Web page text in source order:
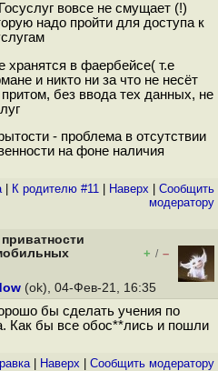
вовсе не смущает (!)
надо пройти для доступа к
хранятся в фаербейсе( т.е
и никто ни за что не несёт
притом, без ввода тех данных, не
- проблема в отсутствии
на фоне наличия
| К родителю #11 Наверх
Cообщить
модератору
+ / –
(ok), 04-Фев-21, 16:35
бы сделать учения по
Как бы все обос**лись и пошли
| Наверх Cообщить модератору